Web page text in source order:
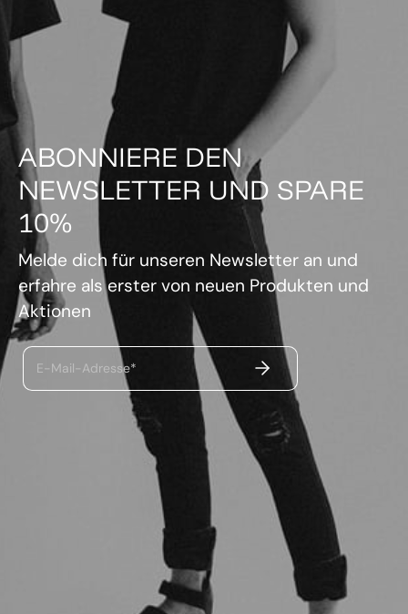
ABONNIERE DEN
NEWSLETTER UND SPARE
10%
Melde dich für unseren Newsletter an und
erfahre als erster von neuen Produkten und
Aktionen
E-Mail-Adresse* ABSENDEN